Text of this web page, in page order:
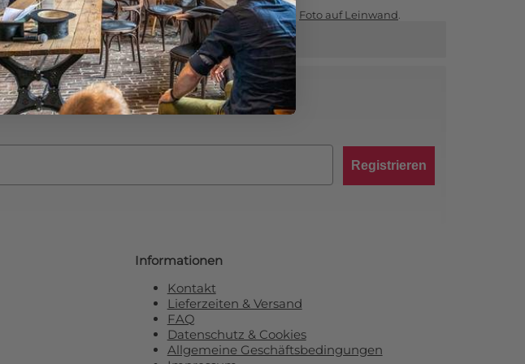
Informationen finden Sie auf unserer Hauptseite Foto auf Leinwand
erhalten SieRabatt von 10 %!
Registrieren
Informationen
Kontakt
Lieferzeiten & Versand
FAQ
Datenschutz & Cookies
Allgemeine Geschäftsbedingungen